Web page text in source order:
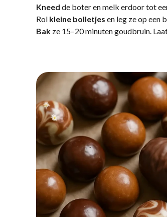
Kneed de boter en melk erdoor tot
Rol kleine bolletjes en leg ze op een
Bak ze 15–20 minuten goudbruin.